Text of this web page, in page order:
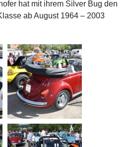
hat mit ihrem Silver Bug den
ab August 1964 – 2003